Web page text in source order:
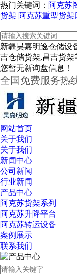
热门关键词： 阿克苏
货架 阿克苏重型货架
新疆昊嘉明逸仓储设
吉仓储货架,昌吉货架
您暂无新询盘信息！
全国免费服务热
网站首页
关于我们
关于我们
新闻中心
公司新闻
行业新闻
产品中心
阿克苏货架系列
阿克苏升降平台
阿克苏转运设备
案例展示
联系我们